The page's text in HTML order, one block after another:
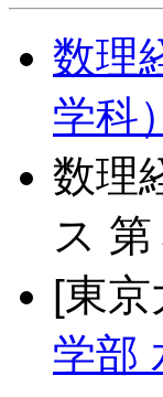
数理
学科
数理
ス
[東京
学部